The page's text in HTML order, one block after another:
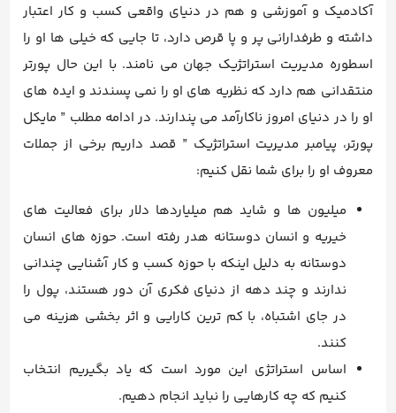
آکادمیک و آموزشی و هم در دنیای واقعی کسب و کار اعتبار
داشته و طرفدارانی پر و پا قرص دارد، تا جایی که خیلی ها او را
اسطوره مدیریت استراتژیک جهان می نامند. با این حال پورتر
منتقدانی هم دارد که نظریه های او را نمی پسندند و ایده های
او را در دنیای امروز ناکارآمد می پندارند. در ادامه مطلب ” مایکل
پورتر، پیامبر مدیریت استراتژیک ” قصد داریم برخی از جملات
معروف او را برای شما نقل کنیم:
میلیون ها و شاید هم میلیاردها دلار برای فعالیت های
خیریه و انسان دوستانه هدر رفته است. حوزه های انسان
دوستانه به دلیل اینکه با حوزه کسب و کار آشنایی چندانی
ندارند و چند دهه از دنیای فکری آن دور هستند، پول را
در جای اشتباه، با کم ترین کارایی و اثر بخشی هزینه می
کنند.
اساس استراتژی این مورد است که یاد بگیریم انتخاب
کنیم که چه کارهایی را نباید انجام دهیم.